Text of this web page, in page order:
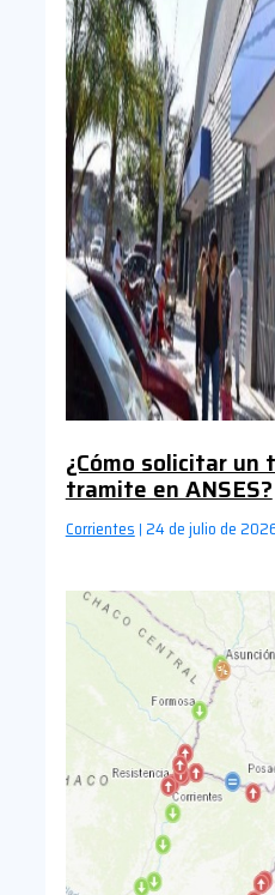
¿Cómo solicitar un
tramite en ANSES?
Corrientes | 24 de julio de